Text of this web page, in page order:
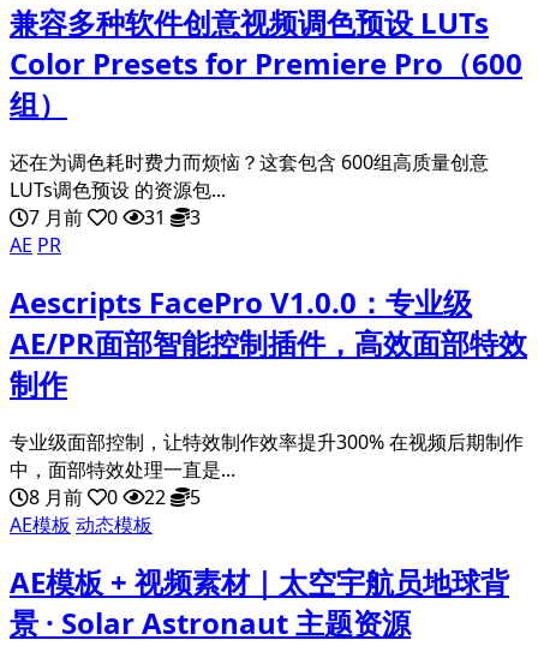
兼容多种软件创意视频调色预设 LUTs
Color Presets for Premiere Pro（600
组）
还在为调色耗时费力而烦恼？这套包含 600组高质量创意
LUTs调色预设 的资源包...
7 月前
0 31
3
AE PR
Aescripts FacePro V1.0.0：专业级
AE/PR面部智能控制插件，高效面部特效
制作
专业级面部控制，让特效制作效率提升300% 在视频后期制作
中，面部特效处理一直是...
8 月前
0 22
5
AE模板 动态模板
AE模板 + 视频素材｜太空宇航员地球背
景 · Solar Astronaut 主题资源